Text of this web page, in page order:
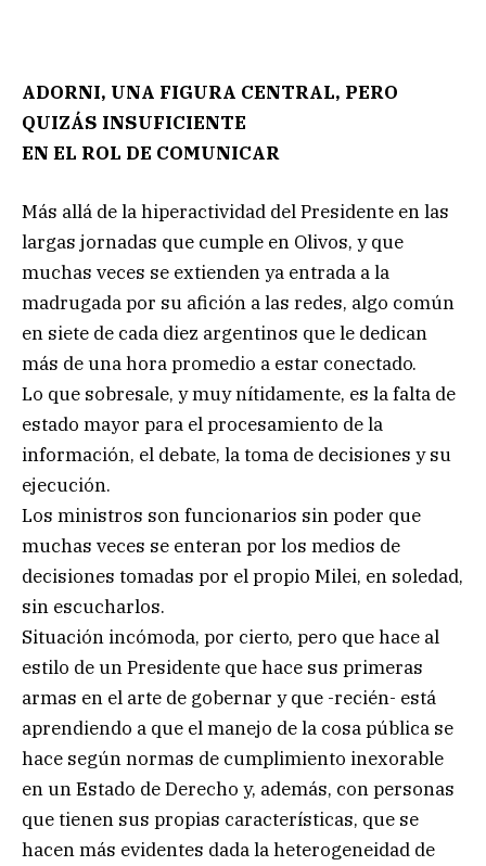
ADORNI, UNA FIGURA CENTRAL, PERO
QUIZÁS INSUFICIENTE
EN EL ROL DE COMUNICAR
Más allá de la hiperactividad del Presidente en las
largas jornadas que cumple en Olivos, y que
muchas veces se extienden ya entrada a la
madrugada por su afición a las redes, algo común
en siete de cada diez argentinos que le dedican
más de una hora promedio a estar conectado.
Lo que sobresale, y muy nítidamente, es la falta de
estado mayor para el procesamiento de la
información, el debate, la toma de decisiones y su
ejecución.
Los ministros son funcionarios sin poder que
muchas veces se enteran por los medios de
decisiones tomadas por el propio Milei, en soledad,
sin escucharlos.
Situación incómoda, por cierto, pero que hace al
estilo de un Presidente que hace sus primeras
armas en el arte de gobernar y que -recién- está
aprendiendo a que el manejo de la cosa pública se
hace según normas de cumplimiento inexorable
en un Estado de Derecho y, además, con personas
que tienen sus propias características, que se
hacen más evidentes dada la heterogeneidad de